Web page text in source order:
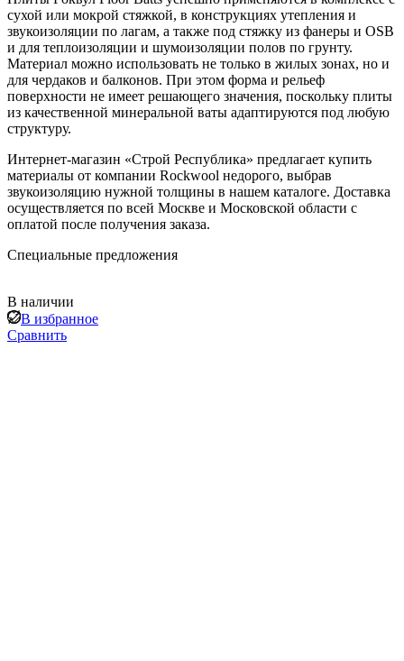
сухой или мокрой стяжкой, в конструкциях утепления и
звукоизоляции по лагам, а также под стяжку из фанеры и OSB
и для теплоизоляции и шумоизоляции полов по грунту.
Материал можно использовать не только в жилых зонах, но и
для чердаков и балконов. При этом форма и рельеф
поверхности не имеет решающего значения, поскольку плиты
из качественной минеральной ваты адаптируются под любую
структуру.
Интернет-магазин «Строй Республика» предлагает купить
материалы от компании Rockwool недорого, выбрав
звукоизоляцию нужной толщины в нашем каталоге. Доставка
осуществляется по всей Москве и Московской области с
оплатой после получения заказа.
Специальные предложения
В наличии
В избранное
Сравнить